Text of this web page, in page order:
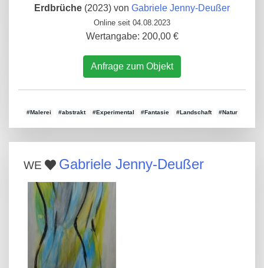
Erdbrüche (2023) von Gabriele Jenny-Deußer
Online seit 04.08.2023
Wertangabe: 200,00 €
Anfrage zum Objekt
#Malerei #abstrakt #Experimental #Fantasie #Landschaft #Natur
WE Gabriele Jenny-Deußer